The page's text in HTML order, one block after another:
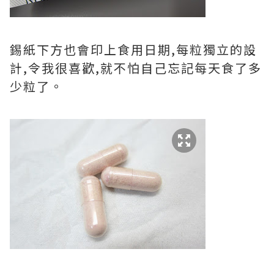
錫紙下方也會印上食用日期,每粒獨立的設
計,令我很喜歡,就不怕自己忘記每天食了多
少粒了。